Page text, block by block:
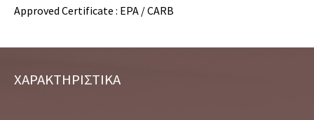
Approved Certificate : EPA / CARB
ΧΑΡΑΚΤΗΡΙΣΤΙΚΑ